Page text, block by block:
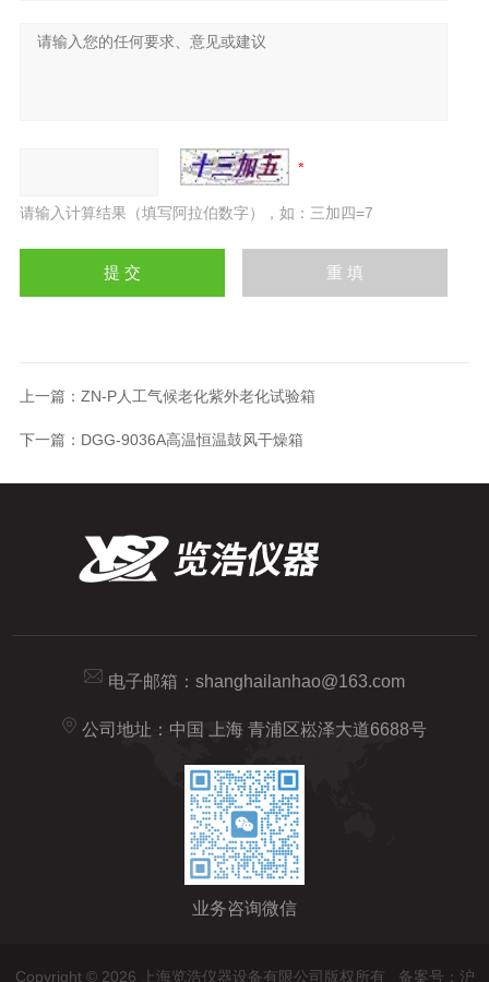
请输入计算结果（填写阿拉伯数字），如：三加四=7
上一篇： ZN-P人工气候老化紫外老化试验箱
下一篇： DGG-9036A高温恒温鼓风干燥箱
电子邮箱： shanghailanhao@163.com
公司地址：中国 上海 青浦区崧泽大道6688号
业务咨询微信
Copyright © 2026 上海览浩仪器设备有限公司版权所有 备案号：沪